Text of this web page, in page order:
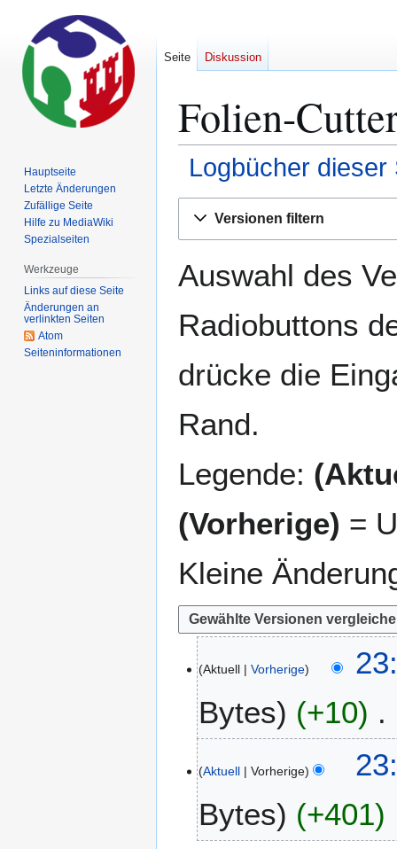
Folien-
Logbücher dieser
Navigation
Suche
Versionen filtern
Auswahl des
Radiobuttons
drücke die
Rand.
Legende:
(Vorherige) =
Kleine
Aktuell Vorherige
Bytes
+10
Aktuell Vorherige
Bytes
+401
Seite Diskussion
Hauptseite
Letzte Änderungen
Zufällige Seite
Hilfe zu MediaWiki
Spezialseiten
Werkzeuge
Links auf diese Seite
Änderungen an
verlinkten Seiten
Atom
Seiten­­informationen